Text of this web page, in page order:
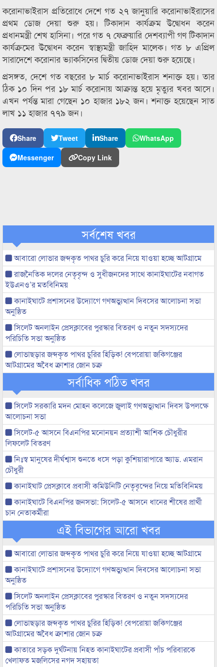
করোনাভাইরাস প্রতিরোধে দেশে গত ২৭ জানুয়ারি করোনাভাইরাসের
প্রথম ডোজ দেয়া শুরু হয়। টিকাদান কার্যক্রম উদ্বোধন করেন
প্রধানমন্ত্রী শেখ হাসিনা। পরে গত ৭ ফেব্রুয়ারি দেশব্যাপী গণ টিকাদান
কার্যক্রমের উদ্বোধন করেন স্বাস্থ্যমন্ত্রী জাহিদ মালেক। গত ৮ এপ্রিল
সারাদেশে করোনার ভ্যাকসিনের দ্বিতীয় ডোজ দেয়া শুরু হয়েছে।
প্রসঙ্গত, দেশে গত বছরের ৮ মার্চ করোনাভাইরাস শনাক্ত হয়। তার
ঠিক ১০ দিন পর ১৮ মার্চ করোনায় আক্রান্ত হয়ে মৃত্যুর খবর আসে।
এখন পর্যন্ত মারা গেছেন ১০ হাজার ১৮২ জন। শনাক্ত হয়েছেন সাত
লাখ ১১ হাজার ৭৭৯ জন।
Share Tweet Share
WhatsApp
Messenger
Copy Link
সর্বশেষ খবর
আবারো লোভার জব্দকৃত পাথর চুরি করে নিয়ে যাওয়া হচ্ছে আটগ্রামে
রাজনৈতিক দলের নেতৃবৃন্দ ও সুধীজনদের সাথে কানাইঘাটের নবাগত
ইউএনও’র মতবিনিময়
কানাইঘাটে প্রশাসনের উদ্যোগে গণঅভ্যুত্থান দিবসের আলোচনা সভা
অনুষ্ঠিত
সিলেট অনলাইন প্রেসক্লাবের পুরস্কার বিতরণ ও নতুন সদস্যদের
পরিচিতি সভা অনুষ্ঠিত
লোভাছড়ার জব্দকৃত পাথর চুরির হিড়িক! বেপরোয়া জকিগঞ্জের
আটগ্রামের অবৈধ ক্রাশার জোন চক্র
সর্বাধিক পঠিত খবর
সিলেট সরকারি মদন মোহন কলেজে জুলাই গণঅভ্যুত্থান দিবস উপলক্ষে
আলোচনা সভা
সিলেট-৫ আসনে বিএনপির মনোনয়ন প্রত্যাশী আশিক চৌধুরীর
লিফলেট বিতরণ
নিঃস্ব মানুষের দীর্ঘশ্বাস শুনতে ধসে পড়া কুশিয়ারাপারে অ্যাড. এমরান
চৌধুরী
কানাইঘাট প্রেসক্লাবে প্রবাসী কমিউনিটি নেতৃবৃন্দের নিয়ে মতিবিনিময়
কানাইঘাটে বিএনপির জনসভা: সিলেট-৫ আসনে ধানের শীষের প্রার্থী
চান নেতাকর্মীরা
এই বিভাগের আরো খবর
আবারো লোভার জব্দকৃত পাথর চুরি করে নিয়ে যাওয়া হচ্ছে আটগ্রামে
কানাইঘাটে প্রশাসনের উদ্যোগে গণঅভ্যুত্থান দিবসের আলোচনা সভা
অনুষ্ঠিত
সিলেট অনলাইন প্রেসক্লাবের পুরস্কার বিতরণ ও নতুন সদস্যদের
পরিচিতি সভা অনুষ্ঠিত
লোভাছড়ার জব্দকৃত পাথর চুরির হিড়িক! বেপরোয়া জকিগঞ্জের
আটগ্রামের অবৈধ ক্রাশার জোন চক্র
কাতারে সড়ক দুর্ঘটনায় নিহত কানাইঘাটের প্রবাসী পাঁচ পরিবারকে
খেলাফত মজলিসের নগদ সহায়তা